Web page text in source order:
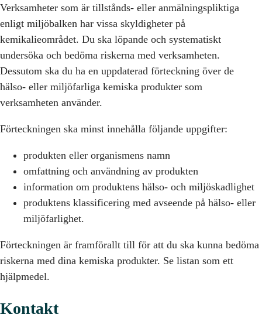
Verksamheter som är tillstånds- eller anmälningspliktiga
enligt miljöbalken har vissa skyldigheter på
kemikalieområdet. Du ska löpande och systematiskt
undersöka och bedöma riskerna med verksamheten.
Dessutom ska du ha en uppdaterad förteckning över de
hälso- eller miljöfarliga kemiska produkter som
verksamheten använder.
Förteckningen ska minst innehålla följande uppgifter:
produkten eller organismens namn
omfattning och användning av produkten
information om produktens hälso- och miljöskadlighet
produktens klassificering med avseende på hälso- eller
miljöfarlighet.
Förteckningen är framförallt till för att du ska kunna bedöma
riskerna med dina kemiska produkter. Se listan som ett
hjälpmedel.
Kontakt